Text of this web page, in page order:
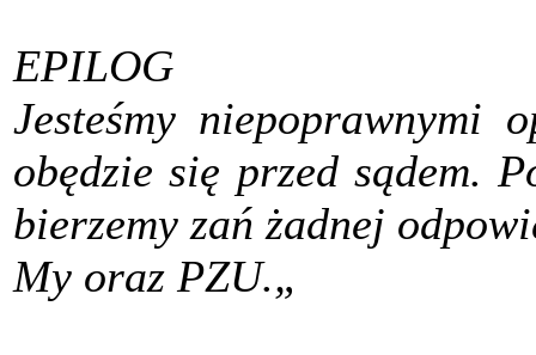
EPILOG
Jesteśmy niepoprawnymi
obędzie się przed sądem.
bierzemy zań żadnej
My oraz PZU.„